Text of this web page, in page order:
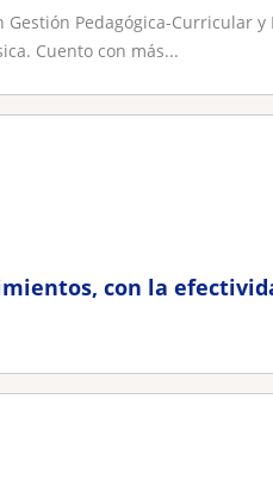
Pedagógica-Curricular y
Cuento con más...
con la